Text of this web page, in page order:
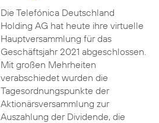
Die Telefónica Deutschland
Holding AG hat heute ihre virtuelle
Hauptversammlung für das
Geschäftsjahr 2021 abgeschlossen.
Mit großen Mehrheiten
verabschiedet wurden die
Tagesordnungspunkte der
Aktionärsversammlung zur
Auszahlung der Dividende, die